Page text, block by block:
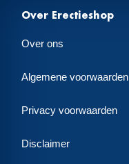
Over Erectieshop
Over ons
Algemene voorwaarden
Privacy voorwaarden
Disclaimer